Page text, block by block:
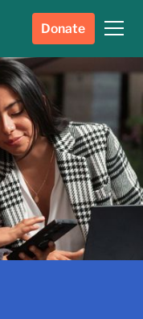
Donate